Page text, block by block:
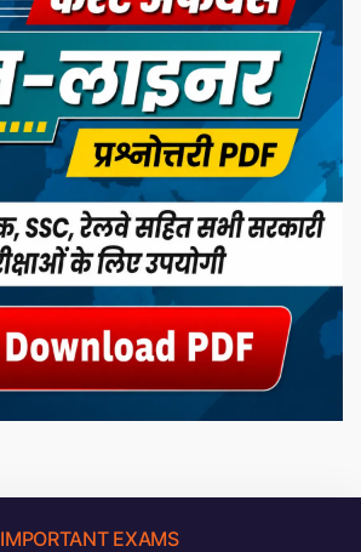
IMPORTANT EXAMS